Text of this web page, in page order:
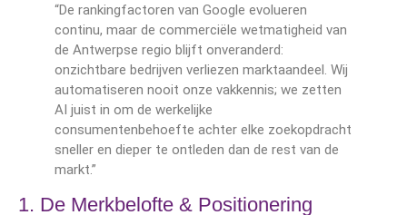
“De rankingfactoren van Google evolueren
continu, maar de commerciële wetmatigheid van
de Antwerpse regio blijft onveranderd:
onzichtbare bedrijven verliezen marktaandeel. Wij
automatiseren nooit onze vakkennis; we zetten
AI juist in om de werkelijke
consumentenbehoefte achter elke zoekopdracht
sneller en dieper te ontleden dan de rest van de
markt.”
1. De Merkbelofte & Positionering